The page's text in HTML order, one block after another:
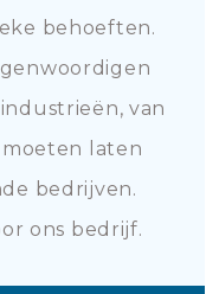
behoeften.
van
laten
bedrijven.
ons bedrijf.